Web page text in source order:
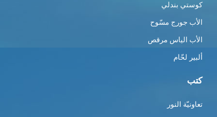
كوستي بندلي
الأب جورج مسّوح
الأب الياس مرقص
ألبير لحّام
كتب
تعاونيّة النور